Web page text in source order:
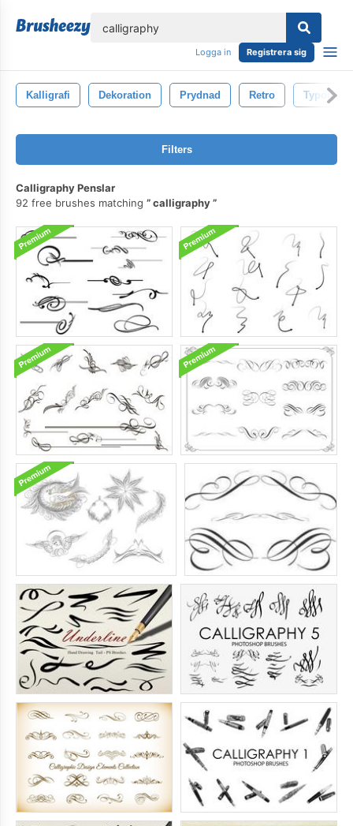
Logga in Registrera sig
Kalligrafi Dekoration Prydnad Retro Typografi
Filters
Calligraphy Penslar
92 free brushes matching
calligraphy